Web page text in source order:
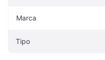
Marca
Tipo